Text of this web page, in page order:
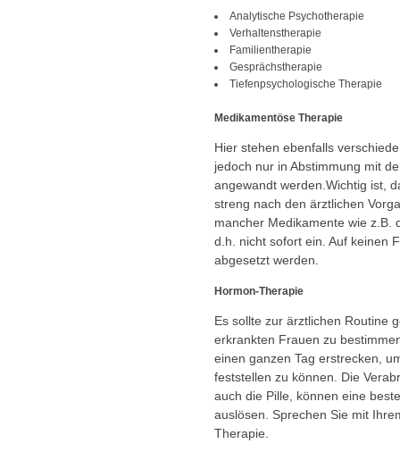
Analytische Psychotherapie
Verhaltenstherapie
Familientherapie
Gesprächstherapie
Tiefenpsychologische Therapie
Medikamentöse Therapie
Hier stehen ebenfalls
jedoch nur in Abstimmung mit
angewandt werden.Wichtig ist,
streng nach den ärztlichen
mancher Medikamente wie z.B.
d.h. nicht sofort ein. Auf keinen
abgesetzt werden.
Hormon-Therapie
Es sollte zur ärztlichen Routine
erkrankten Frauen zu
einen ganzen Tag erstrecken,
feststellen zu können. Die
auch die Pille, können eine
auslösen. Sprechen Sie mit
Therapie.